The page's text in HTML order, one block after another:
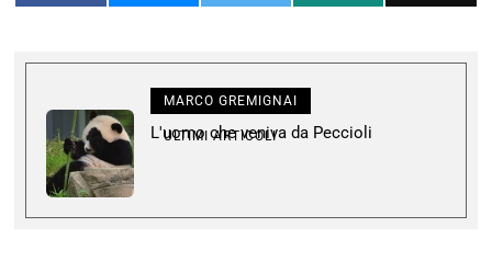
MARCO GREMIGNAI
ULTIMI ARTICOLI
L'uomo che veniva da Peccioli